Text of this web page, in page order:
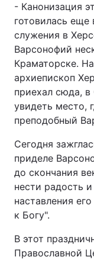
- Канонизация
готовилась еще
служения в
Варсонофий
Краматорске.
архиепископ
приехал сюда,
увидеть место,
преподобный
Сегодня
приделе
до скончания
нести радость
наставления
к Богу".
В этот
Православной